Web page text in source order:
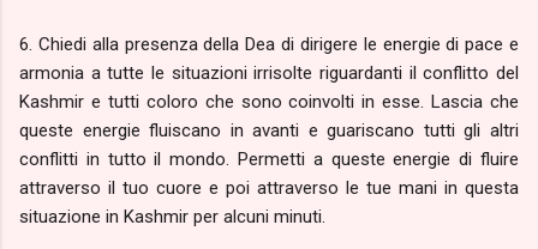
6. Chiedi alla presenza della Dea di dirigere le energie di pace e
armonia a tutte le situazioni irrisolte riguardanti il ​​conflitto del
Kashmir e tutti coloro che sono coinvolti in esse. Lascia che
queste energie fluiscano in avanti e guariscano tutti gli altri
conflitti in tutto il mondo. Permetti a queste energie di fluire
attraverso il tuo cuore e poi attraverso le tue mani in questa
situazione in Kashmir per alcuni minuti.